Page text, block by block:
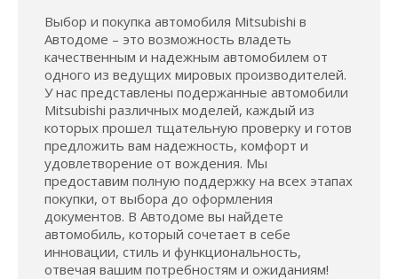
Выбор и покупка автомобиля Mitsubishi в
Автодоме – это возможность владеть
качественным и надежным автомобилем от
одного из ведущих мировых производителей.
У нас представлены подержанные автомобили
Mitsubishi различных моделей, каждый из
которых прошел тщательную проверку и готов
предложить вам надежность, комфорт и
удовлетворение от вождения. Мы
предоставим полную поддержку на всех этапах
покупки, от выбора до оформления
документов. В Автодоме вы найдете
автомобиль, который сочетает в себе
инновации, стиль и функциональность,
отвечая вашим потребностям и ожиданиям!